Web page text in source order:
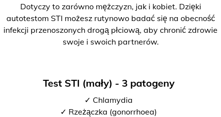
Dotyczy to zarówno mężczyzn, jak i kobiet. Dzięki
autotestom STI możesz rutynowo badać się na obecność
infekcji przenoszonych drogą płciową, aby chronić zdrowie
swoje i swoich partnerów.
Test STI (mały) - 3 patogeny
✓ Chlamydia
✓ Rzeżączka (gonorrhoea)